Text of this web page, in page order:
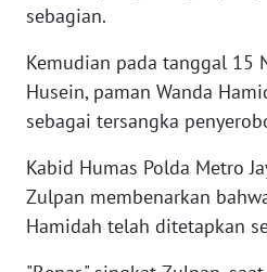
sebagian.
Kemudian pada tanggal 15
Husein, paman Wanda
sebagai tersangka
Kabid Humas Polda Metro
Zulpan membenarkan
Hamidah telah ditetapkan
WN
TAPANULI
TENGAH
WN DELI
SERDANG
TEBING